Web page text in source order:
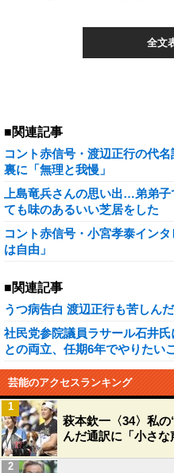
全文
■関連記事
コント赤信号・渡辺正行の代
裏に「無理と我慢」
上島竜兵さんの思い出…弟弟
ても味のあるいい芝居をした
コント赤信号・小宮孝泰イン
は自由」
■関連記事
うつ病告白 渡辺正行も苦しん
社民党参院議員ラサール石井
との両立、任期6年でやりたい
芸能のアクセスランキング
萩本欽一〈34〉私
んだ通訳に「小さな
1
2